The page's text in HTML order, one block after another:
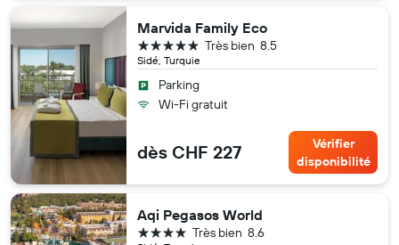
Marvida Family Eco
Sidé, Turquie
8.5
Très bien
5 étoiles
Parking
Wi-Fi gratuit
dès CHF 227
Vérifier
disponibilité
Aqi Pegasos World
8.6
Très bien
4 étoiles